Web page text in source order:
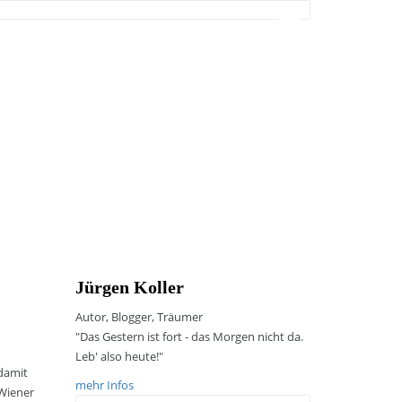
Jürgen Koller
Autor, Blogger, Träumer
"Das Gestern ist fort - das Morgen nicht da.
Leb' also heute!"
mehr Infos